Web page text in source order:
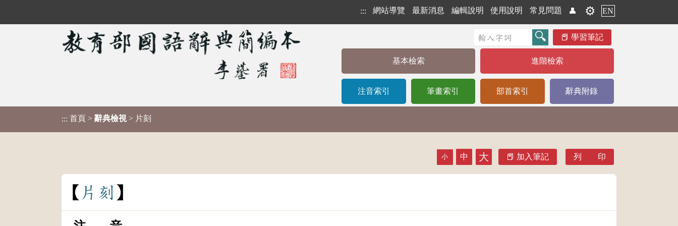
::: 網站導覽 最新消息 編輯說明 使用說明 常見問題 👤 ⚙️ EN
學習筆記
基本檢索 進階檢索
注音索引 筆畫索引 部首索引 辭典附錄
::: 首頁 > 辭典檢視 > 片刻
小 中 大 加入筆記 列 印
片 刻